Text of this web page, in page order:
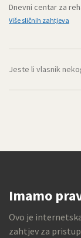
Dnevni centar za
Više sličnih zahtjeva
Jeste li vlasnik
Imamo
Ovo je
zahtjev za